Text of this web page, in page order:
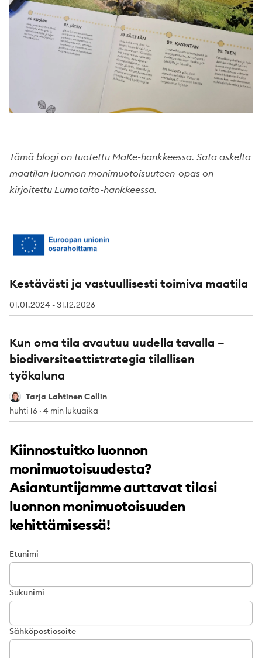
Tämä blogi on tuotettu MaKe-hankkeessa. Sata askelta
maatilan luonnon monimuotoisuuteen-opas on
kirjoitettu Lumotaito-hankkeessa.
Kestävästi ja vastuullisesti toimiva maatila
01.01.2024 - 31.12.2026
Kun oma tila avautuu uudella tavalla –
biodiversiteettistrategia tilallisen
työkaluna
Tarja Lahtinen Collin
Tarja Lahtinen Collin
huhti 16 · 4 min lukuaika
Kiinnostuitko luonnon
monimuotoisuudesta?
Asiantuntijamme auttavat tilasi
luonnon monimuotoisuuden
kehittämisessä!
Etunimi
Sukunimi
Sähköpostiosoite